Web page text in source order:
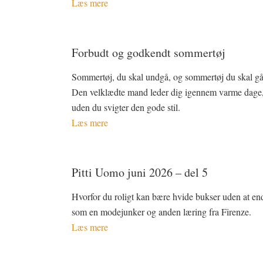
Læs mere
Forbudt og godkendt sommertøj
Sommertøj, du skal undgå, og sommertøj du skal
Den velklædte mand leder dig igennem varme dage,
uden du svigter den gode stil.
Læs mere
Pitti Uomo juni 2026 – del 5
Hvorfor du roligt kan bære hvide bukser uden at
som en modejunker og anden læring fra Firenze.
Læs mere